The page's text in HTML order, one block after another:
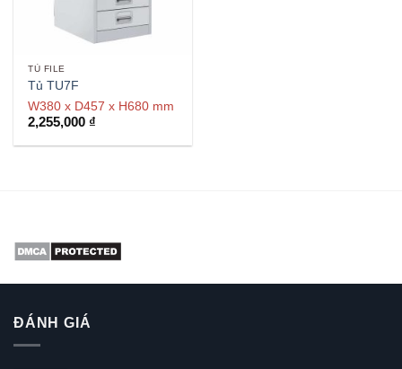
TỦ FILE
Tủ TU7F
W380 x D457 x H680 mm
2,255,000 ₫
ĐÁNH GIÁ